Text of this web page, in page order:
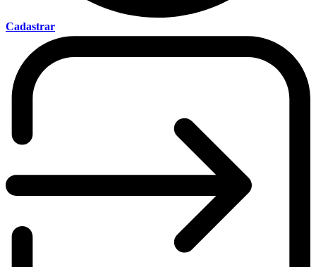
Cadastrar